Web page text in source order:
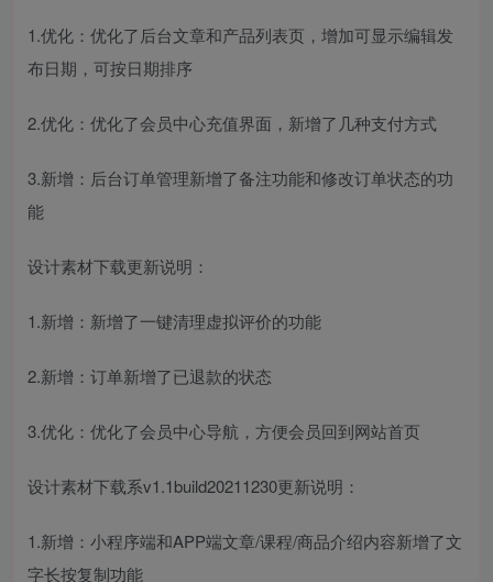
1.优化：优化了后台文章和产品列表页，增加可显示编辑发
布日期，可按日期排序
2.优化：优化了会员中心充值界面，新增了几种支付方式
3.新增：后台订单管理新增了备注功能和修改订单状态的功
能
设计素材下载更新说明：
1.新增：新增了一键清理虚拟评价的功能
2.新增：订单新增了已退款的状态
3.优化：优化了会员中心导航，方便会员回到网站首页
设计素材下载系v1.1build20211230更新说明：
1.新增：小程序端和APP端文章/课程/商品介绍内容新增了文
字长按复制功能